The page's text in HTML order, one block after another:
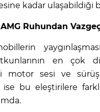
kadar ulaşabildiği
Ruhundan
en çok
motor sesi ve
ise bu eleştirilere